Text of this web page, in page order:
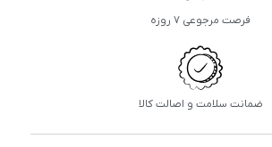
فرصت مرجوعی ۷ روزه
ضمانت سلامت و اصالت کالا